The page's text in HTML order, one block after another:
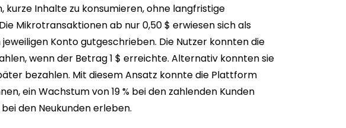
Inhalte zu konsumieren, ohne langfristige
Mikrotransaktionen ab nur 0,50 $ erwiesen sich als
Konto gutgeschrieben. Die Nutzer konnten die
wenn der Betrag 1 $ erreichte. Alternativ konnten sie
bezahlen. Mit diesem Ansatz konnte die Plattform
ein Wachstum von 19 % bei den zahlenden Kunden
den Neukunden erleben.